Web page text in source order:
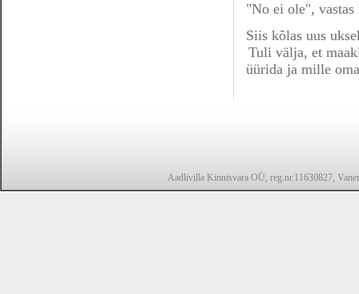
"No ei ole", vastas
Siis kõlas uus
Tuli välja, et
üürida ja mille
Aadlivilla Kinnisvara OÜ, reg.nr.11630827,